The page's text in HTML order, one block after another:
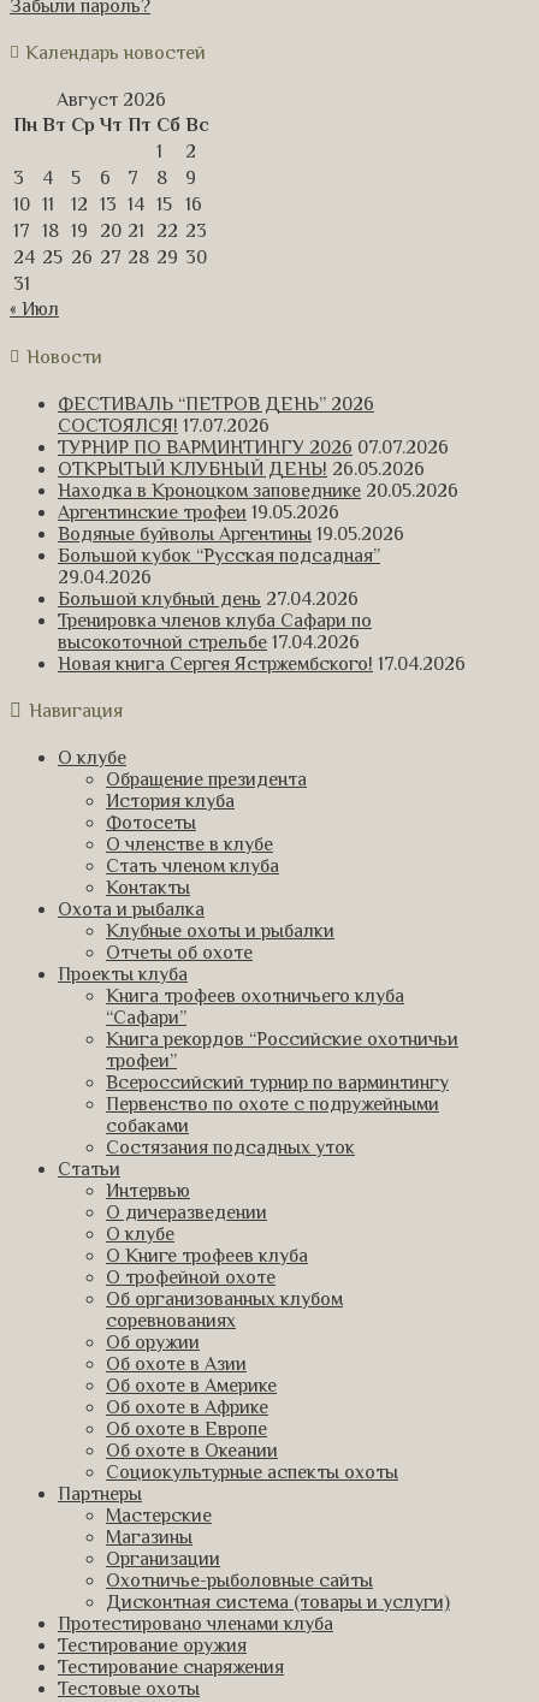
Забыли пароль?
Календарь новостей
Август 2026
Пн Вт Ср Чт Пт Сб Вс
1
2
3
4 5 6 7 8
9
10 11 12 13 14 15
16
17
18 19 20 21 22 23
24 25 26 27 28 29 30
31
« Июл
Новости
ФЕСТИВАЛЬ “ПЕТРОВ ДЕНЬ” 2026
СОСТОЯЛСЯ! 17.07.2026
ТУРНИР ПО ВАРМИНТИНГУ 2026 07.07.2026
ОТКРЫТЫЙ КЛУБНЫЙ ДЕНЬ! 26.05.2026
Находка в Кроноцком заповеднике 20.05.2026
Аргентинские трофеи 19.05.2026
Водяные буйволы Аргентины 19.05.2026
Большой кубок “Русская подсадная”
29.04.2026
Большой клубный день 27.04.2026
Тренировка членов клуба Сафари по
высокоточной стрельбе 17.04.2026
Новая книга Сергея Ястржембского! 17.04.2026
Навигация
О клубе
Обращение президента
История клуба
Фотосеты
О членстве в клубе
Стать членом клуба
Контакты
Охота и рыбалка
Клубные охоты и рыбалки
Отчеты об охоте
Проекты клуба
Книга трофеев охотничьего клуба
“Сафари”
Книга рекордов “Российские охотничьи
трофеи”
Всероссийский турнир по варминтингу
Первенство по охоте с подружейными
собаками
Состязания подсадных уток
Статьи
Интервью
О дичеразведении
О клубе
О Книге трофеев клуба
О трофейной охоте
Об организованных клубом
соревнованиях
Об оружии
Об охоте в Азии
Об охоте в Америке
Об охоте в Африке
Об охоте в Европе
Об охоте в Океании
Социокультурные аспекты охоты
Партнеры
Мастерские
Магазины
Организации
Охотничье-рыболовные сайты
Дисконтная система (товары и услуги)
Протестировано членами клуба
Тестирование оружия
Тестирование снаряжения
Тестовые охоты